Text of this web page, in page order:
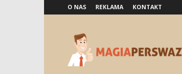
O NAS REKLAMA KONTAKT
Magiaperswazji.pl